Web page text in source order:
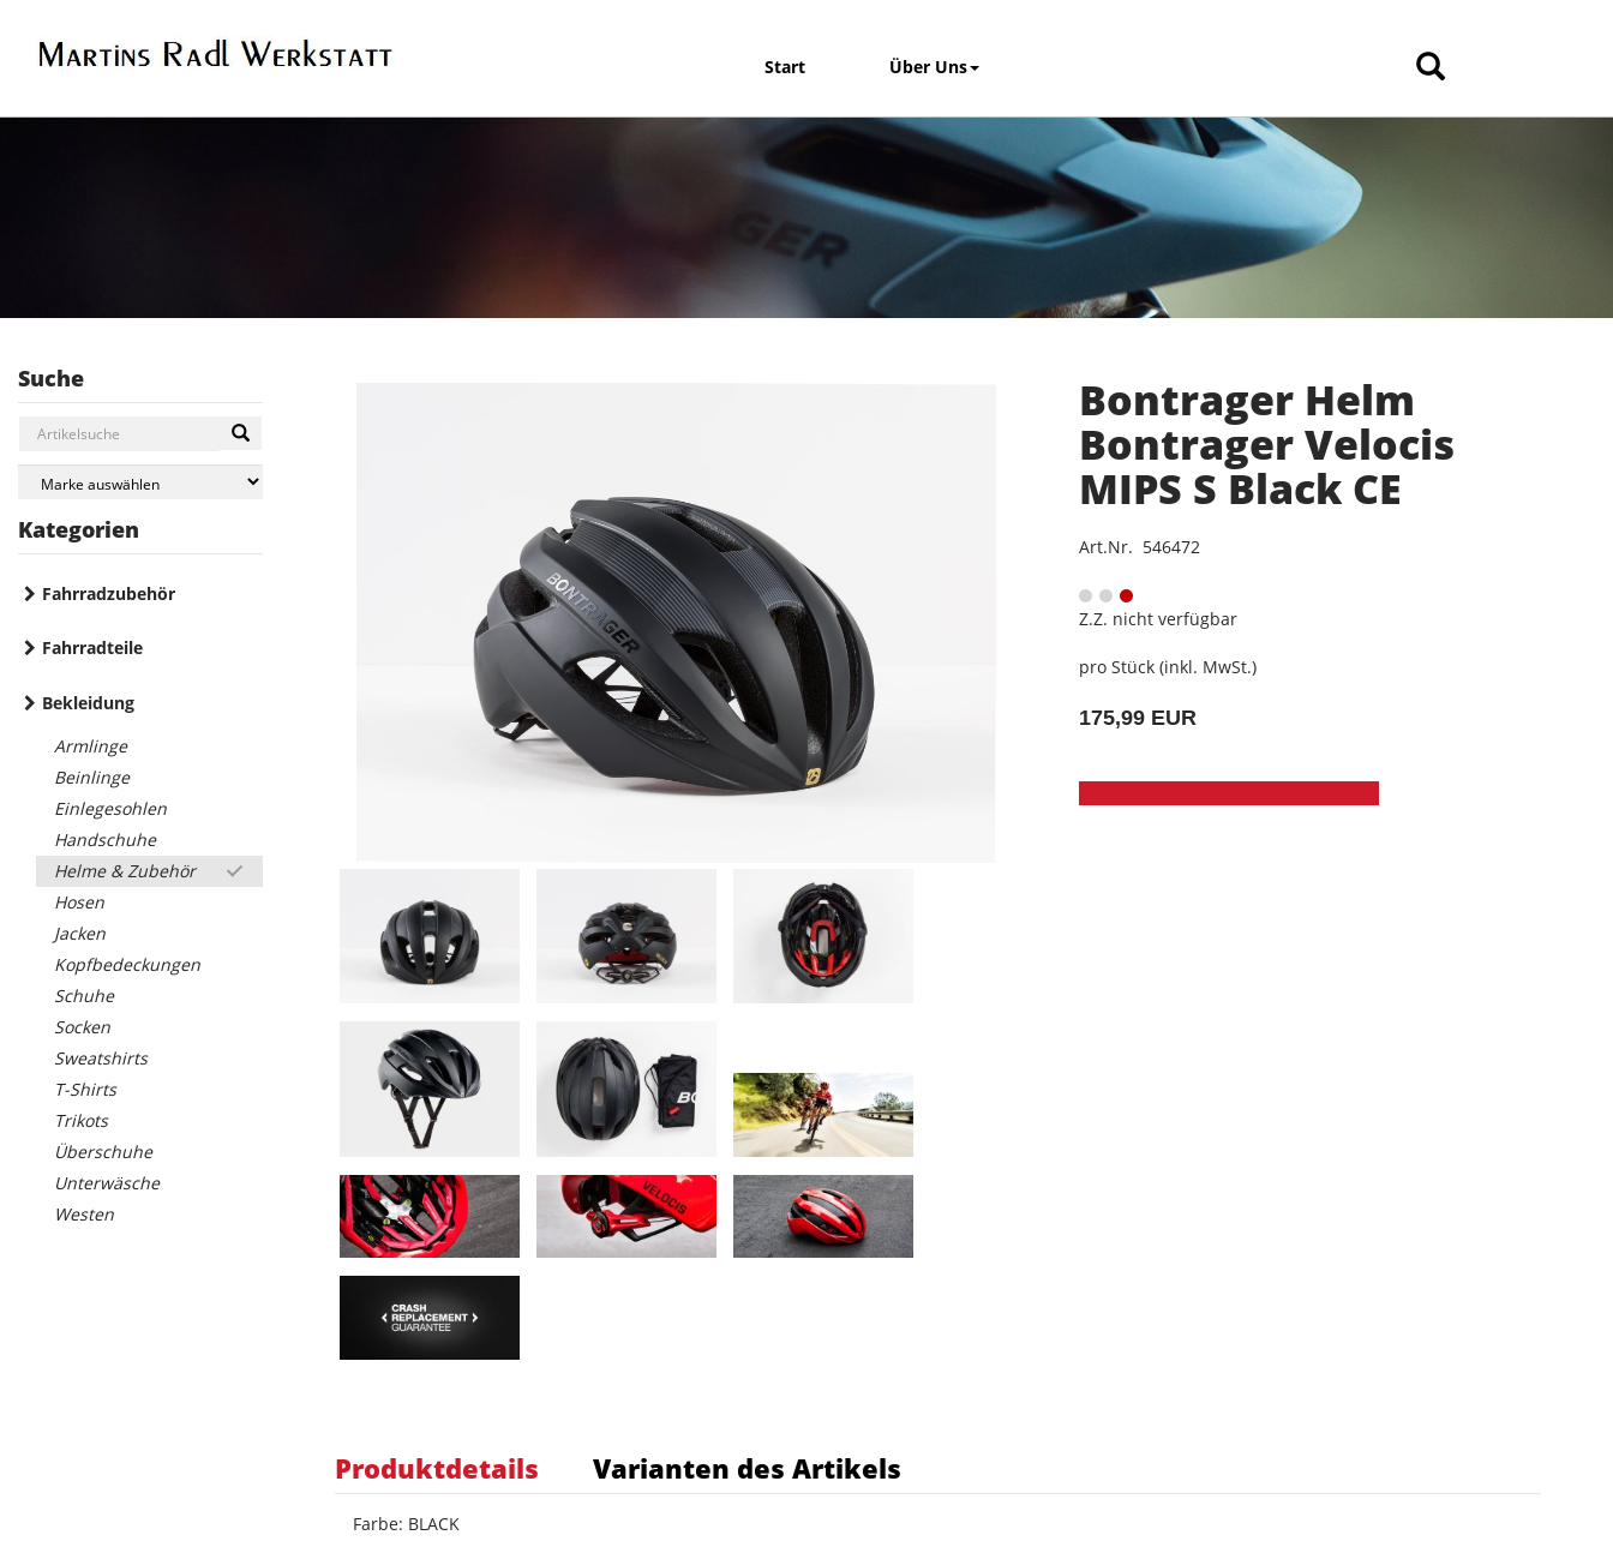
Start Über Uns
Suche
Kategorien
Fahrradzubehör
Fahrradteile
Bekleidung
Armlinge
Beinlinge
Einlegesohlen
Handschuhe
Helme & Zubehör
Hosen
Jacken
Kopfbedeckungen
Schuhe
Socken
Sweatshirts
T-Shirts
Trikots
Überschuhe
Unterwäsche
Westen
Bontrager Helm
Bontrager Velocis
MIPS S Black CE
Art.Nr. 546472
Z.Z. nicht verfügbar
pro Stück (inkl. MwSt.)
175,99 EUR
Produktdetails Varianten des Artikels
Farbe: BLACK